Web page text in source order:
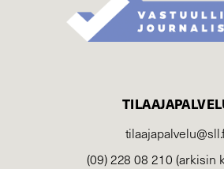
(09) 228 08 210 (arkisin